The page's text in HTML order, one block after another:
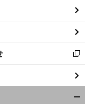
へ
ド
ウ
で
開
く
新
し
い
ウ
ィ